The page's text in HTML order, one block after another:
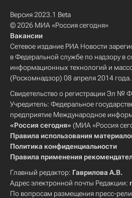
Версия 2023.1 Beta
© 2026 МИА «Россия сегодня»
Вакансии
Сетевое издание РИА Новости
в Федеральной службе по надзору в
информационных технологий и
(Роскомнадзор) 08 апреля 2014 года.
Свидетельство о регистрации Эл №
Учредитель: Федеральное
предприятие Международное
«Россия сегодня» (МИА «Россия
Правила использования
Политика конфиденциальности
Правила применения
Главный редактор: Гаврилова А.В.
Адрес электронной почты Редакции:
По вопросам размещения пресс-